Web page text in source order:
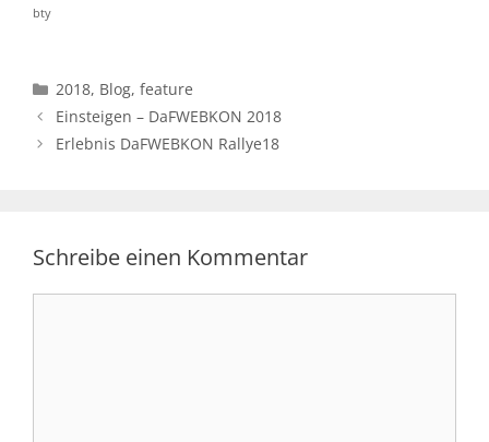
bty
Kategorien
2018, Blog,feature
Einsteigen – DaFWEBKON 2018
Erlebnis DaFWEBKON Rallye18
Schreibe einen Kommentar